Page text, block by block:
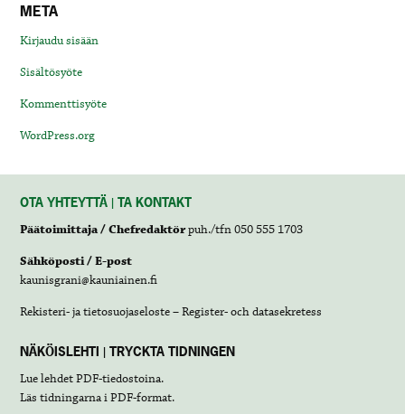
META
Kirjaudu sisään
Sisältösyöte
Kommenttisyöte
WordPress.org
OTA YHTEYTTÄ | TA KONTAKT
Päätoimittaja / Chefredaktörpuh./tfn 050 555 1703
Sähköposti / E-post
kaunisgrani@kauniainen.fi
Rekisteri- ja tietosuojaseloste – Register- och datasekretess
NÄKÖISLEHTI | TRYCKTA TIDNINGEN
Lue lehdetPDF-tiedostoina.
Läs tidningarna iPDF-format.